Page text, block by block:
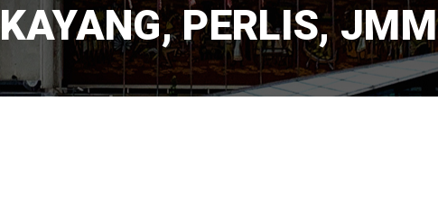
PERLIS, JMM